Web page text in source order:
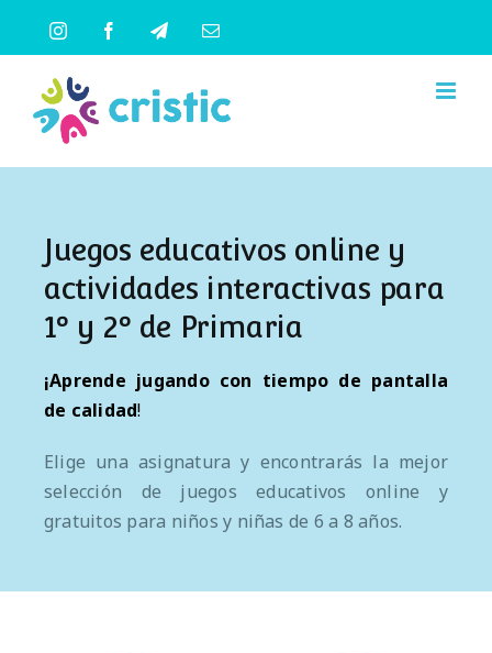
contenido
InstagramFacebookTelegramCorreo
Juegos educativos online y
actividades interactivas para
1º y 2º de Primaria
¡Aprende jugando con tiempo de pantalla
de calidad!
Elige una asignatura y encontrarás la mejor
selección de juegos educativos online y
gratuitos para niños y niñas de 6 a 8 años.